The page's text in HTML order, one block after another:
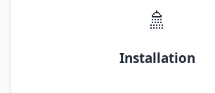
🚿
Installation